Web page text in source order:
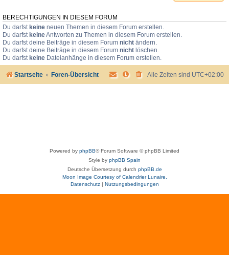
BERECHTIGUNGEN IN DIESEM FORUM
Du darfst keine neuen Themen in diesem Forum erstellen.
Du darfst keineAntworten zu Themen in diesem Forum erstellen.
Du darfst deine Beiträge in diesem Forum nicht ändern.
Du darfst deine Beiträge in diesem Forum nicht löschen.
Du darfst keine Dateianhänge in diesem Forum erstellen.
Startseite Foren-Übersicht Alle Zeiten sind UTC+02:00
Powered by phpBB® Forum Software © phpBB Limited
Style by phpBB Spain
Deutsche Übersetzung durch phpBB.de
Moon Image Courtesy of Calendrier Lunaire.
Datenschutz| Nutzungsbedingungen